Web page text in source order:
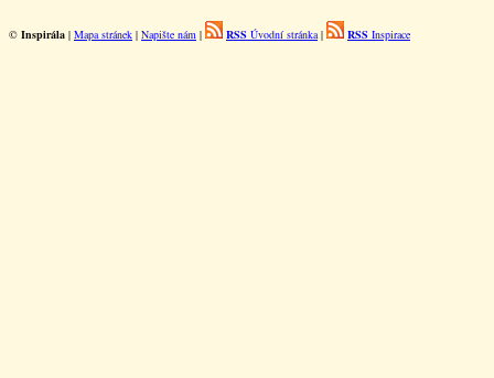
© Inspirála | Mapa stránek | Napište nám | RSS Úvodní stránka| RSS Inspirace